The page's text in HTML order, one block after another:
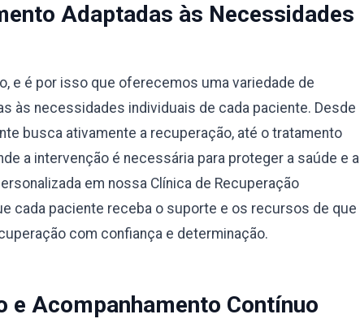
Adaptadas às Necessidades
e é por isso que oferecemos uma variedade de
às necessidades individuais de cada paciente. Desde
busca ativamente a recuperação, até o tratamento
a intervenção é necessária para proteger a saúde e a
em nossa Clínica de Recuperação
cada paciente receba o suporte e os recursos de que
com confiança e determinação.
e Acompanhamento Contínuo